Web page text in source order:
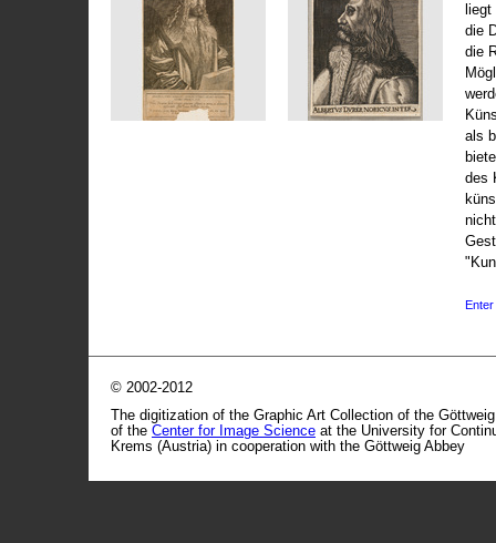
die
die
als
des
Enter
© 2002-2012
The digitization of the Graphic Art Collection of the
of the Center for Image Science at the University for
Krems (Austria) in cooperation with the Göttweig Abbey